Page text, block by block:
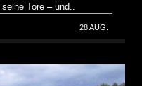
Tore – und..
28 AUG.